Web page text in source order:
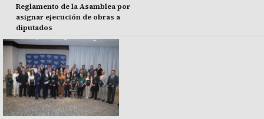
Reglamento de la Asamblea por
asignar ejecución de obras a
diputados